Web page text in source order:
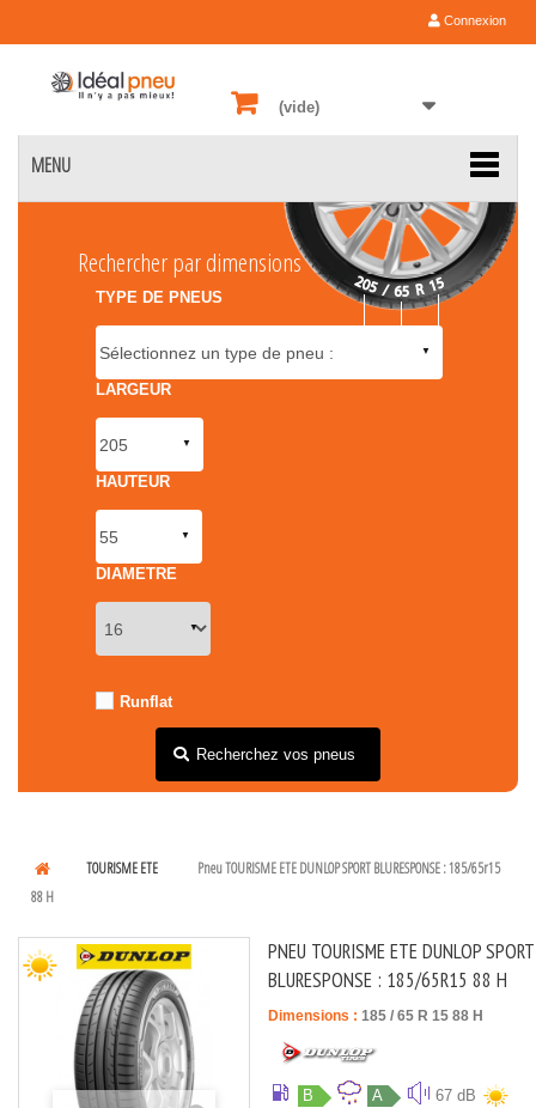
Connexion
(vide)
MENU
Rechercher par dimensions
TYPE DE PNEUS
LARGEUR
HAUTEUR
DIAMETRE
Runflat
Recherchez vos pneus
TOURISME ETE
Pneu TOURISME ETE DUNLOP SPORT BLURESPONSE : 185/65r15
88 H
PNEU TOURISME ETE DUNLOP SPORT
BLURESPONSE : 185/65R15 88 H
Dimensions : 185 / 65 R 15 88 H
B A 67 dB